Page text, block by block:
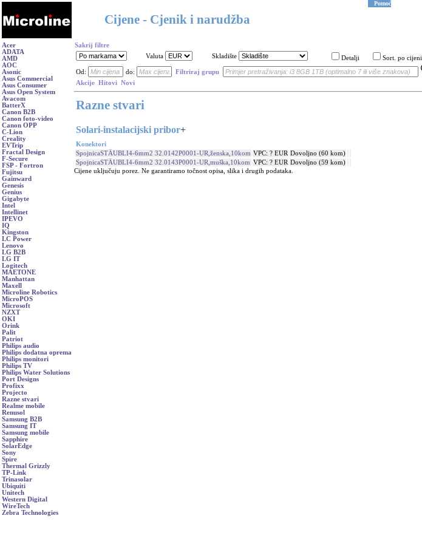
Cijene - Cjenik i narudžba
Pomoć
Acer
ADATA
AMD
AOC
Asonic
Asus Commercial
Asus Consumer
Asus Open System
Avacom
BatterX
Canon B2B
Canon foto-video
Canon OPP
C-Lion
Creality
EVTrip
Fractal Design
F-Secure
FSP - Fortron
Fujitsu
Gainward
Genesis
Genius
Gigabyte
Intel
Intellinet
IPEVO
IQ
Kingston
LC Power
Lenovo
LG B2B
LG IT
Logitech
MAETONE
Manhattan
Maxell
Microline Robotics
MicroPOS
Microsoft
NZXT
OKI
Orink
Palit
Patriot
Philips audio
Philips dodatna oprema
Philips monitori
Philips TV
Philips Water Solutions
Port Designs
Profixx
Projecto
Razne stvari
Realme mobile
Renusol
Samsung B2B
Samsung IT
Samsung mobile
Sapphire
SolarEdge
Sony
Spire
Thermal Grizzly
TP-Link
Trinasolar
Ubiquiti
Unitech
Western Digital
WireTech
Zebra Technologies
Sakrij filtre
Valuta
Skladište Detalji Sort. po cijeni
Od: do:
Filtriraj grupu
Akcije Hitovi Novi
Razne stvari
Solari-instalacijski pribor+
Konektori
SpojnicaSTÄUBLI4-6mm2 32.0142P0001-UR,ženska,10kom VPC: ? EUR Dovoljno (60 kom)
SpojnicaSTÄUBLI4-6mm2 32.0143P0001-UR,muška,10kom VPC: ? EUR Dovoljno (59 kom)
Cijene uključuju porez. Ne garantiramo točnost opisa, slika i drugih podataka.